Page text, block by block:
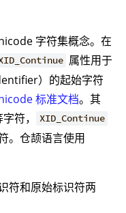
字符集概念。在
属性用于
）的起始字符
标准文档。其
符， XID_Continue
。仓颉语言使用
符和原始标识符两